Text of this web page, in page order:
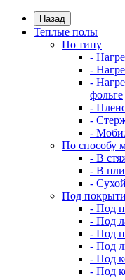
Назад
Теплые полы
По типу
-
-
-
фольге
-
-
-
По способу
- В
- В
-
Под
- Под
- Под
- Под
- Под
- Под
- Под